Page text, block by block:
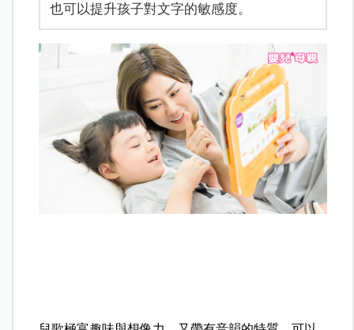
也可以提升孩子對文字的敏感度。